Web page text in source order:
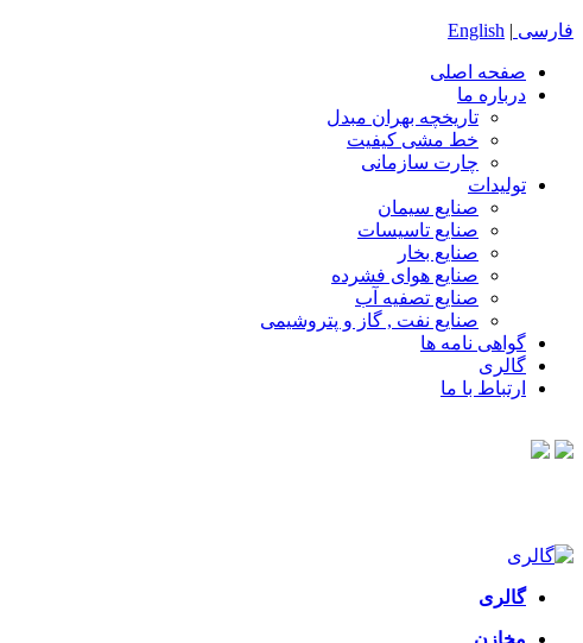
فارسی |
English
صفحه اصلی
درباره ما
تاریخچه بهران مبدل
خط مشی كيفيت
چارت سازمانی
تولیدات
صنايع سيمان
صنایع تاسیسات
صنايع بخار
صنايع هوای فشرده
صنايع تصفيه آب
صنایع نفت , گاز و پتروشیمی
گواهی نامه ها
گالری
ارتباط با ما
گالری
مخازن